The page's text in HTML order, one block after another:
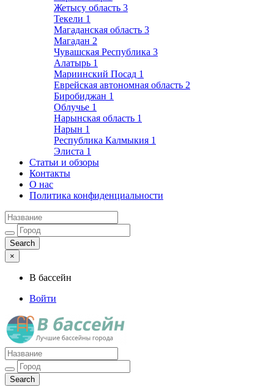
Жетысу область 3
Текели 1
Магаданская область 3
Магадан 2
Чувашская Республика 3
Алатырь 1
Мариинский Посад 1
Еврейская автономная область 2
Биробиджан 1
Облучье 1
Нарынская область 1
Нарын 1
Республика Калмыкия 1
Элиста 1
Статьи и обзоры
Контакты
О нас
Политика конфиденциальности
×
В бассейн
Войти
Лучшие бассейны города